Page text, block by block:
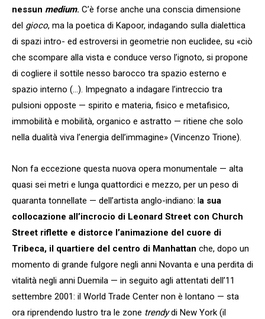
nessun medium. C’è forse anche una conscia dimensione
del gioco, ma la poetica di Kapoor, indagando sulla dialettica
di spazi intro- ed estroversi in geometrie non euclidee, su «ciò
che scompare alla vista e conduce verso l’ignoto, si propone
di cogliere il sottile nesso barocco tra spazio esterno e
spazio interno (…). Impegnato a indagare l’intreccio tra
pulsioni opposte — spirito e materia, fisico e metafisico,
immobilità e mobilità, organico e astratto — ritiene che solo
nella dualità viva l’energia dell’immagine» (Vincenzo Trione).
Non fa eccezione questa nuova opera monumentale — alta
quasi sei metri e lunga quattordici e mezzo, per un peso di
quaranta tonnellate — dell’artista anglo-indiano: la sua
collocazione all’incrocio di Leonard Street con Church
Street riflette e distorce l’animazione del cuore di
Tribeca, il quartiere del centro di Manhattan che, dopo un
momento di grande fulgore negli anni Novanta e una perdita di
vitalità negli anni Duemila — in seguito agli attentati dell’11
settembre 2001: il World Trade Center non è lontano — sta
ora riprendendo lustro tra le zone trendydi New York (il